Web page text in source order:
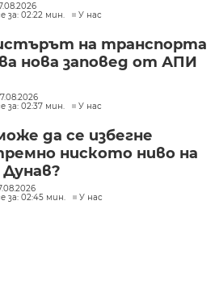
за: 02:22 мин.
У нас
на транспорта
нова заповед от АПИ
за: 02:37 мин.
У нас
да се избегне
ниското ниво на
Дунав?
за: 02:45 мин.
У нас